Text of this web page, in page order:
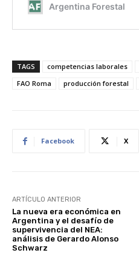
TAGS competencias laborales
FAO Roma
producción forestal
Facebook X
ARTÍCULO ANTERIOR
La nueva era económica en
Argentina y el desafío de
supervivencia del NEA:
análisis de Gerardo Alonso
Schwarz